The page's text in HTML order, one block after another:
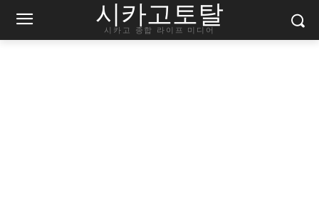
시카고토탈
시카고 종합 라이프 미디어